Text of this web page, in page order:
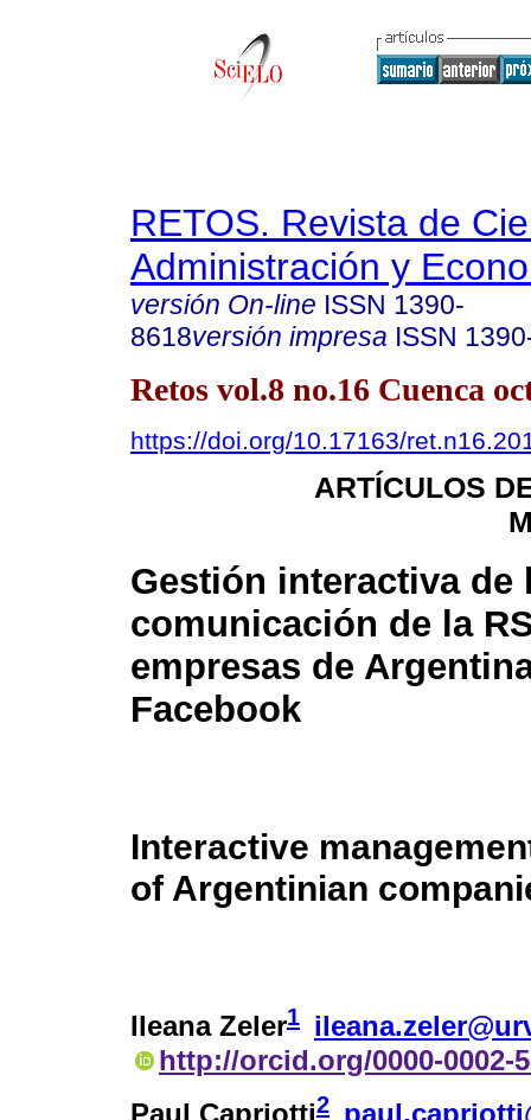
RETOS. Revista de
Administración y
versión On-line ISSN 1390-
8618versión impresa ISSN
Retos vol.8 no.16 Cuenca
https://doi.org/10.17163/
ARTÍCULOS
Gestión interactiva de
comunicación de la
empresas de
Facebook
Interactive
of Argentinian
Ileana Zeler1
http://orcid.org/0000-0002-
2